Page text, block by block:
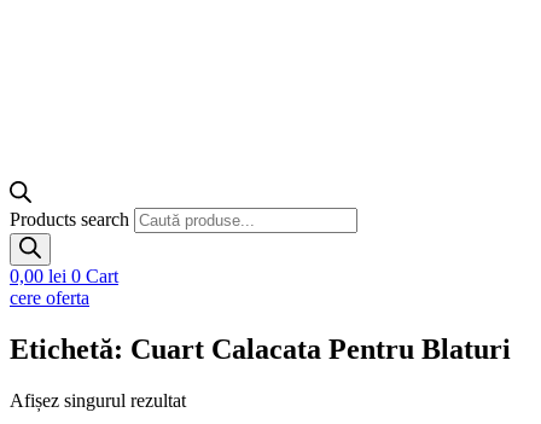
Products search
0,00 lei 0 Cart
cere oferta
Etichetă: Cuart Calacata Pentru Blaturi
Afișez singurul rezultat